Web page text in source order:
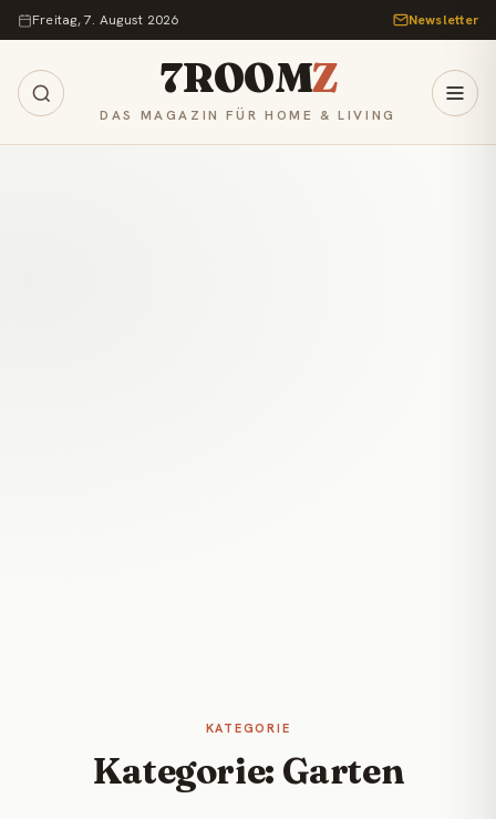
Zum Inhalt springen
Freitag, 7. August 2026 Newsletter
7ROOMZ
DAS MAGAZIN FÜR HOME & LIVING
KATEGORIE
Kategorie: Garten